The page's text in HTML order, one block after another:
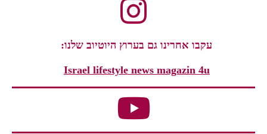
עקבו אחרינו גם בערוץ היוטיוב שלנו:
Israel lifestyle news magazin 4u